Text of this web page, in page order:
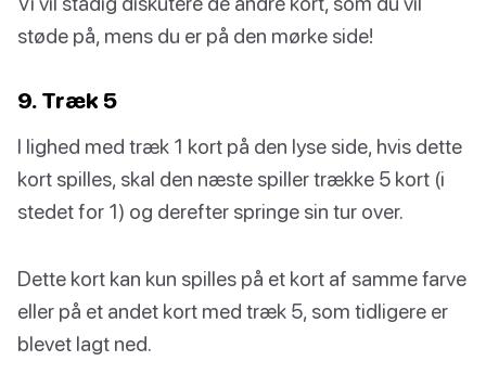
støde på, mens du er på den mørke side!
9. Træk 5
I lighed med træk 1 kort på den lyse side, hvis dette
kort spilles, skal den næste spiller trække 5 kort (i
stedet for 1) og derefter springe sin tur over.
Dette kort kan kun spilles på et kort af samme farve
eller på et andet kort med træk 5, som tidligere er
blevet lagt ned.